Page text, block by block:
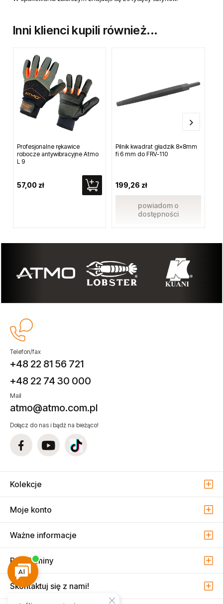
Inni klienci kupili również...
Profesjonalne rękawice
robocze antywibracyjne Atmo
L 9
57,00 zł
Pilnik kwadrat gładzik 8x8mm
fi 6 mm do FRV-110
199,26 zł
powiadom o
dostępności
Telefon/fax
+48 22 81 56 721
+48 22 74 30 000
Mail
atmo@atmo.com.pl
Dołącz do nas i bądź na bieżąco!
Kolekcje
Moje konto
Ważne informacje
Regulaminy
Skontaktuj się z nami!